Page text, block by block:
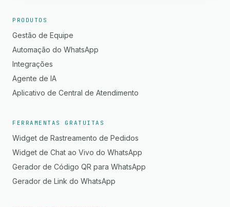
PRODUTOS
Gestão de Equipe
Automação do WhatsApp
Integrações
Agente de IA
Aplicativo de Central de Atendimento
FERRAMENTAS GRATUITAS
Widget de Rastreamento de Pedidos
Widget de Chat ao Vivo do WhatsApp
Gerador de Código QR para WhatsApp
Gerador de Link do WhatsApp